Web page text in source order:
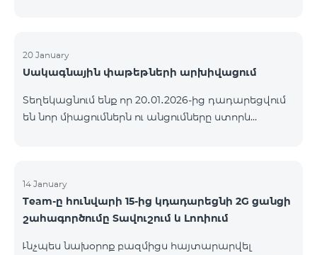
մուլտիպլեքս հեռուստաալիքները հասանելի
կլինեն միայն այն մարզերում, որտեղ դրանց
մարմինների պահանջների։ Այս փոփոխությունը
իրականացվում է հեռուստատեսային հարթակի
ցանկը ըստ մարզեր
20 January
Սակագնային փաթեթների արխիվացում
Տեղեկացնում ենք որ 20․01․2026-ից դադարեցվում
են նոր միացումներն ու անցումները ստորև
14 January
Team-ը հունվարի 15-ից կդադարեցնի 2G ցանցի
շահագործումը Տավուշում և Լոռիում
Ւնչպես նախօրոք բազմիցս հայտարարվել